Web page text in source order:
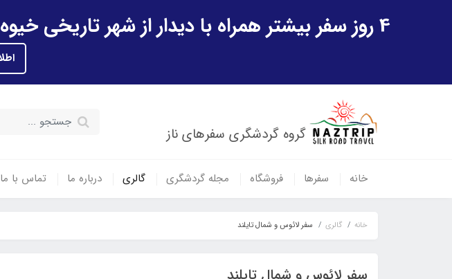
4 روز سفر بیشتر همراه با دیدار از شهر تاریخی خیوه و یک پرواز داخلی ازبکستان هدیه ویژه سفر شهریورماه
گروه گردشگری سفرهای ناز
خانه سفرها فروشگاه مجله گردشگری گالری درباره ما تماس با ما
خانه گالری سفر لائوس و شمال تایلند